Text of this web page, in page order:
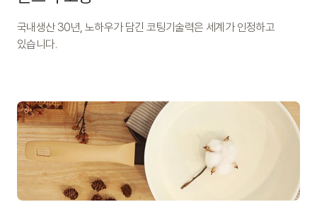
국내생산 30년, 노하우가 담긴 코팅기술력은 세계가 인정하고
있습니다.